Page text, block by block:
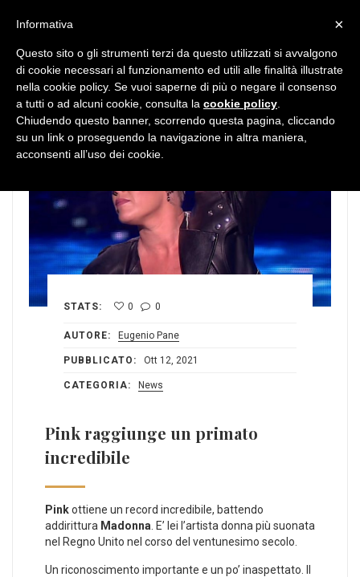
STATS: 0 0
AUTORE: Eugenio Pane
PUBBLICATO: Ott 12, 2021
CATEGORIA: News
Pink raggiunge un primato
incredibile
Pinkottiene un record incredibile, battendo
addirittura Madonna . E’ lei l’artista donna più suonata
nel Regno Unito nel corso del ventunesimo secolo.
Un riconoscimento importante e un po’ inaspettato. Il
×
Informativa
Questo sito o gli strumenti terzi da questo utilizzati si avvalgono
di cookie necessari al funzionamento ed utili alle finalità illustrate
nella cookie policy. Se vuoi saperne di più o negare il consenso
a tutti o ad alcuni cookie, consulta la cookie policy
Chiudendo questo banner, scorrendo questa pagina, cliccando
su un link o proseguendo la navigazione in altra maniera,
acconsenti all’uso dei cookie.